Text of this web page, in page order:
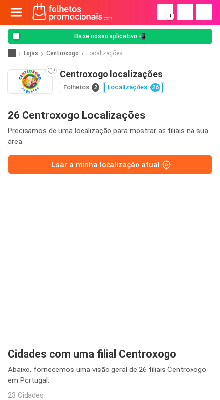
!
Baixe nosso aplicativo 📲
Lojas Centroxogo Localizações
Centroxogo localizações
Folhetos 2 Localizações 26
26 Centroxogo Localizações
Precisamos de uma localização para mostrar as filiais na sua
área.
Usar a minha localização atual
Cidades com uma filial Centroxogo
Abaixo, fornecemos uma visão geral de 26 filiais Centroxogo
em Portugal.
23 Cidades